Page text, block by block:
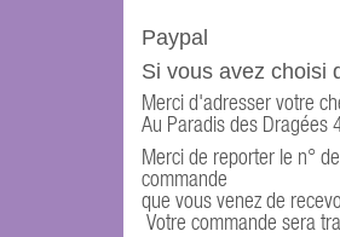
Paypal
Si vous avez choisi
Merci d'adresser votre
Au Paradis des Dragées
Merci de reporter le n°
commande
que vous venez de
Votre commande sera